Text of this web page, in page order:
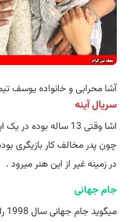
آشا محرابی و خانواده یوسف
سریال آینه
اشا وقتی 13 ساله
چون پدر مخالف کار بازیگری
در زمینه غیر از این هنر میرود .
جام جهانی